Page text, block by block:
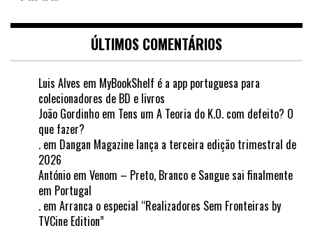
ÚLTIMOS COMENTÁRIOS
Luis Alves em MyBookShelf é a app portuguesa para
colecionadores de BD e livros
João Gordinho em Tens um A Teoria do K.O. com defeito? O
que fazer?
. em Dangan Magazine lança a terceira edição trimestral de
2026
António em Venom – Preto, Branco e Sangue sai finalmente
em Portugal
. em Arranca o especial “Realizadores Sem Fronteiras by
TVCine Edition”